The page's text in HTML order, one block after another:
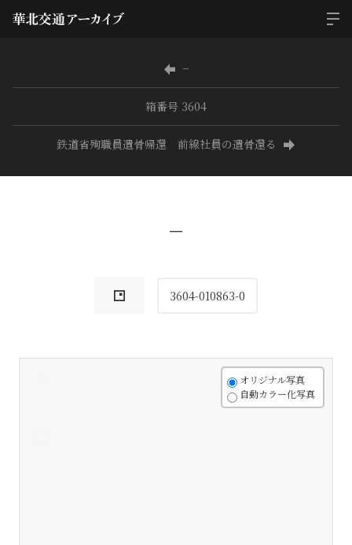
−
箱番号 3604
鉄道省殉職員遺骨帰還 前線社員の遺骨還る
−
3604-010863-0
オリジナル写真
自動カラー化写真